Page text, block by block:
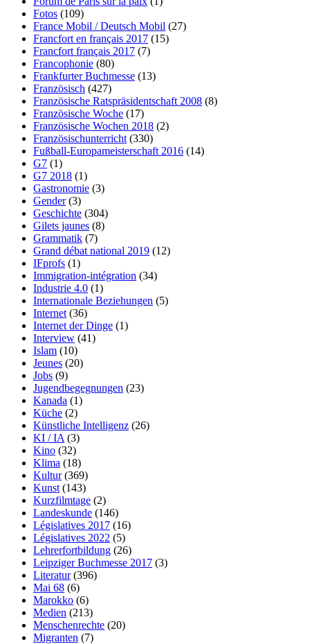
Fotos (109)
France Mobil / Deutsch Mobil (27)
Francfort en français 2017 (15)
Francfort français 2017 (7)
Francophonie (80)
Frankfurter Buchmesse (13)
Französisch (427)
Französische Ratspräsidentschaft 2008 (8)
Französische Woche (17)
Französische Wochen 2018 (2)
Französischunterricht (330)
Fußball-Europameisterschaft 2016 (14)
G7 (1)
G7 2018 (1)
Gastronomie (3)
Gender(3)
Geschichte (304)
Gilets jaunes (8)
Grammatik (7)
Grand débat national 2019 (12)
IFprofs (1)
Immigration-intégration (34)
Industrie 4.0 (1)
Internationale Beziehungen (5)
Internet (36)
Internet der Dinge (1)
Interview (41)
Islam (10)
Jeunes (20)
Jobs (9)
Jugendbegegnungen (23)
Kanada (1)
Küche (2)
Künstliche Intelligenz (26)
KI / IA (3)
Kino (32)
Klima (18)
Kultur(369)
Kunst (143)
Kurzfilmtage (2)
Landeskunde (146)
Législatives 2017 (16)
Législatives 2022 (5)
Lehrerfortbildung (26)
Leipziger Buchmesse 2017 (3)
Literatur(396)
Mai 68 (6)
Marokko (6)
Medien (213)
Menschenrechte (20)
Migranten (7)